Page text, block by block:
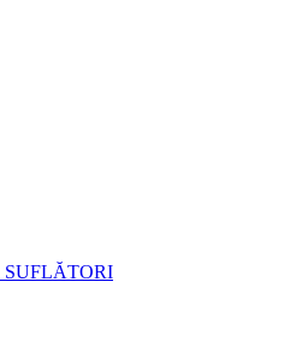
SUFLĂTORI